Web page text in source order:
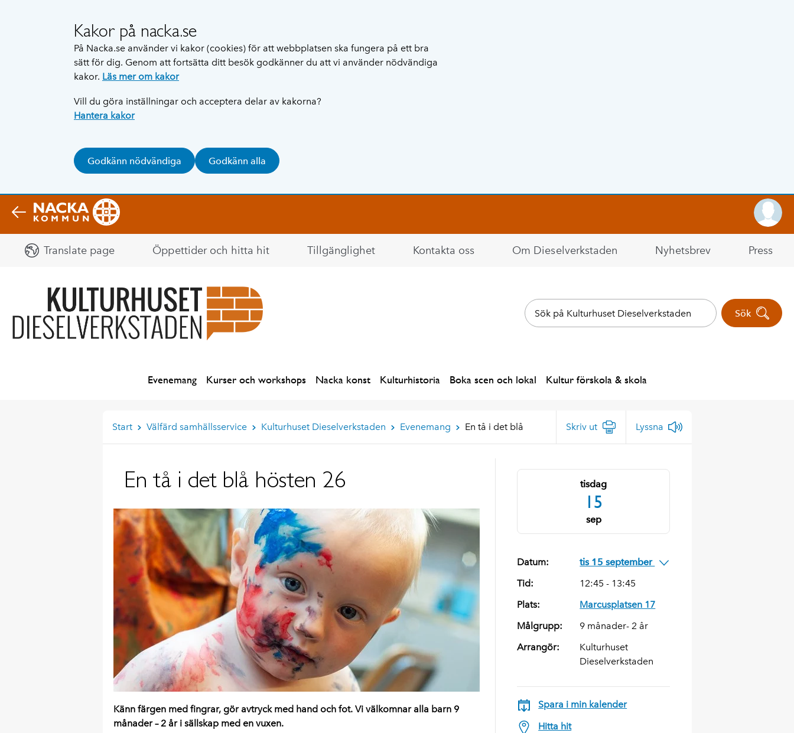
Kakor på nacka.se
På Nacka.se använder vi kakor (cookies) för att webbplatsen ska fungera på ett bra
sätt för dig. Genom att fortsätta ditt besök godkänner du att vi använder nödvändiga
kakor. Läs mer om kakor
Vill du göra inställningar och acceptera delar av kakorna?
Hantera kakor
Godkänn nödvändiga Godkänn alla
Translate page Öppettider och hitta hit Tillgänglighet Kontakta oss Om Dieselverkstaden Nyhetsbrev Press
Sök
Evenemang Kurser och workshops Nacka konst Kulturhistoria Boka scen och lokal Kultur förskola & skola
Start Välfärd samhällsservice Kulturhuset Dieselverkstaden Evenemang En tå i det blå Skriv ut Lyssna
tisdag
15
sep
Datum:
tis 15 september
Tid:
12:45 - 13:45
Plats:
Marcusplatsen 17
Målgrupp:
9 månader- 2 år
Arrangör:
Kulturhuset
Dieselverkstaden
Spara i min kalender
Hitta hit
En tå i det blå hösten 26
Känn färgen med fingrar, gör avtryck med hand och fot. Vi välkomnar alla barn 9
månader – 2 år i sällskap med en vuxen.